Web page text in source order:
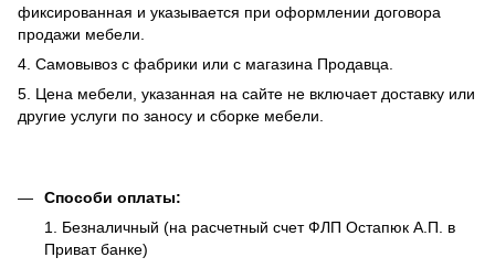
фиксированная и указывается при оформлении договора
продажи мебели.
4. Самовывоз с фабрики или с магазина Продавца.
5. Цена мебели, указанная на сайте не включает доставку или
другие услуги по заносу и сборке мебели.
Способи оплаты:
1. Безналичный (на расчетный счет ФЛП Остапюк А.П. в
Приват банке)